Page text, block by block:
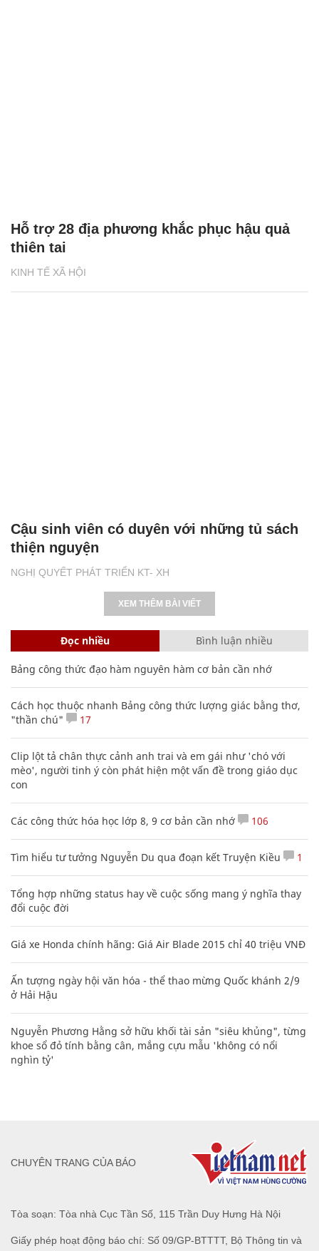
KINH TẾ XÃ HỘI
Hỗ trợ 28 địa phương khắc phục hậu quả
thiên tai
NGHỊ QUYẾT PHÁT TRIỂN KT- XH
Cậu sinh viên có duyên với những tủ sách
thiện nguyện
XEM THÊM BÀI VIẾT
Đọc nhiều Bình luận nhiều
Bảng công thức đạo hàm nguyên hàm cơ bản cần nhớ
Cách học thuộc nhanh Bảng công thức lượng giác bằng thơ,
"thần chú"
17
Clip lột tả chân thực cảnh anh trai và em gái như 'chó với
mèo', người tinh ý còn phát hiện một vấn đề trong giáo dục
con
Các công thức hóa học lớp 8, 9 cơ bản cần nhớ 106
Tìm hiểu tư tưởng Nguyễn Du qua đoạn kết Truyện Kiều 1
Tổng hợp những status hay về cuộc sống mang ý nghĩa thay
đổi cuộc đời
Giá xe Honda chính hãng: Giá Air Blade 2015 chỉ 40 triệu VNĐ
Ấn tượng ngày hội văn hóa - thể thao mừng Quốc khánh 2/9
ở Hải Hậu
Nguyễn Phương Hằng sở hữu khối tài sản "siêu khủng", từng
khoe sổ đỏ tính bằng cân, mắng cựu mẫu 'không có nổi
nghìn tỷ'
Tòa soạn: Tòa nhà Cục Tần Số, 115 Trần Duy Hưng Hà Nội
Giấy phép hoạt động báo chí: Số 09/GP-BTTTT, Bộ Thông tin và
CHUYÊN TRANG CỦA BÁO